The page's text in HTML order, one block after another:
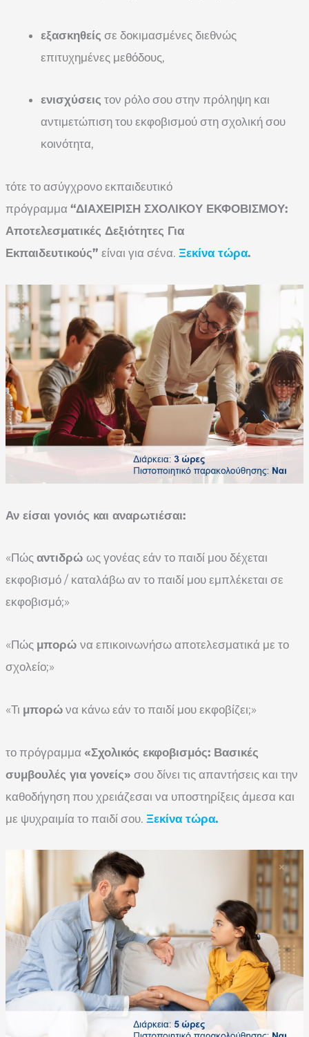
εξασκηθείς σε δοκιμασμένες διεθνώς
επιτυχημένες μεθόδους,
ενισχύσεις τον ρόλο σου στην πρόληψη και
αντιμετώπιση του εκφοβισμού στη σχολική σου
κοινότητα,
τότε το ασύγχρονο εκπαιδευτικό
πρόγραμμα “ΔΙΑΧΕΙΡΙΣΗ ΣΧΟΛΙΚΟΥ ΕΚΦΟΒΙΣΜΟΥ:
Αποτελεσματικές Δεξιότητες Για
Εκπαιδευτικούς” είναι για σένα. Ξεκίνα τώρα.
Αν είσαι γονιός και αναρωτιέσαι:
«Πώς αντιδρώ ως γονέας εάν το παιδί μου δέχεται
εκφοβισμό / καταλάβω αν το παιδί μου εμπλέκεται σε
εκφοβισμό;»
«Πώς μπορώ να επικοινωνήσω αποτελεσματικά με το
σχολείο;»
«Τι μπορώ να κάνω εάν το παιδί μου εκφοβίζει;»
το πρόγραμμα «Σχολικός εκφοβισμός: Βασικές
συμβουλές για γονείς» σου δίνει τις απαντήσεις και την
καθοδήγηση που χρειάζεσαι να υποστηρίξεις άμεσα και
με ψυχραιμία το παιδί σου. Ξεκίνα τώρα.